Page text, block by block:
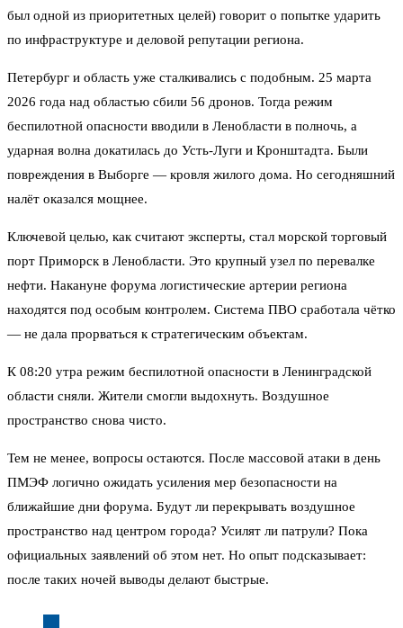
был одной из приоритетных целей) говорит о попытке ударить
по инфраструктуре и деловой репутации региона.
Петербург и область уже сталкивались с подобным. 25 марта
2026 года над областью сбили 56 дронов. Тогда режим
беспилотной опасности вводили в Ленобласти в полночь, а
ударная волна докатилась до Усть-Луги и Кронштадта. Были
повреждения в Выборге — кровля жилого дома. Но сегодняшний
налёт оказался мощнее.
Ключевой целью, как считают эксперты, стал морской торговый
порт Приморск в Ленобласти. Это крупный узел по перевалке
нефти. Накануне форума логистические артерии региона
находятся под особым контролем. Система ПВО сработала чётко
— не дала прорваться к стратегическим объектам.
К 08:20 утра режим беспилотной опасности в Ленинградской
области сняли. Жители смогли выдохнуть. Воздушное
пространство снова чисто.
Тем не менее, вопросы остаются. После массовой атаки в день
ПМЭФ логично ожидать усиления мер безопасности на
ближайшие дни форума. Будут ли перекрывать воздушное
пространство над центром города? Усилят ли патрули? Пока
официальных заявлений об этом нет. Но опыт подсказывает:
после таких ночей выводы делают быстрые.